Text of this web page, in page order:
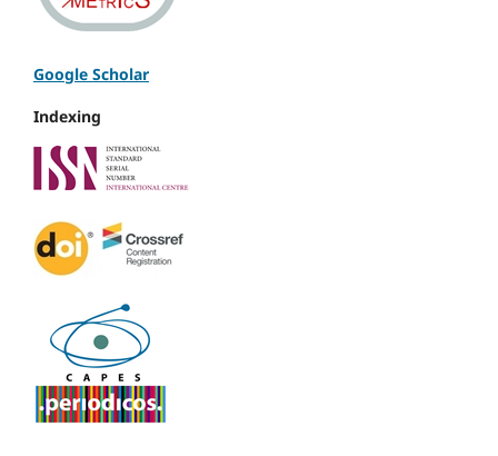
Google Scholar
Indexing